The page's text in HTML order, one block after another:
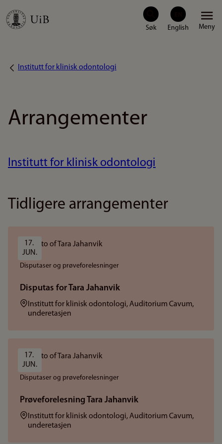
Hopp
Meny
Navigasjonssti
Institutt for klinisk odontologi
Arrangementer
Institutt for klinisk odontologi
Tidligere arrangementer
17.
JUN.
Disputaser og prøveforelesninger
Disputas for Tara Jahanvik
Sted:Institutt for klinisk odontologi, Auditorium Cavum,
underetasjen
17.
JUN.
Disputaser og prøveforelesninger
Prøveforelesning Tara Jahanvik
Sted:Institutt for klinisk odontologi, Auditorium Cavum,
underetasjen